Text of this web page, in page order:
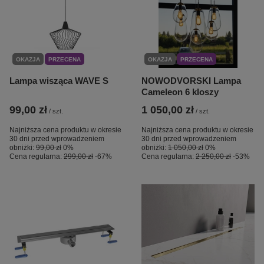
OKAZJA PRZECENA
Lampa wisząca WAVE S
99,00 zł / szt.
Najniższa cena produktu w okresie
30 dni przed wprowadzeniem
obniżki: 99,00 zł 0%
Cena regularna: 299,00 zł -67%
OKAZJA PRZECENA
NOWODVORSKI Lampa
Cameleon 6 kloszy
1 050,00 zł / szt.
Najniższa cena produktu w okresie
30 dni przed wprowadzeniem
obniżki: 1 050,00 zł 0%
Cena regularna: 2 250,00 zł -53%